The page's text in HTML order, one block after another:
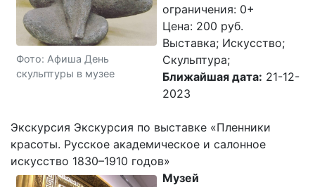
Фото: Афиша День
скульптуры в музее
ограничения: 0+
Цена: 200 руб.
Выставка; Искусство;
Скульптура;
Ближайшая дата: 21-12-
2023
Экскурсия Экскурсия по выставке «Пленники
красоты. Русское академическое и салонное
искусство 1830–1910 годов»
Музей